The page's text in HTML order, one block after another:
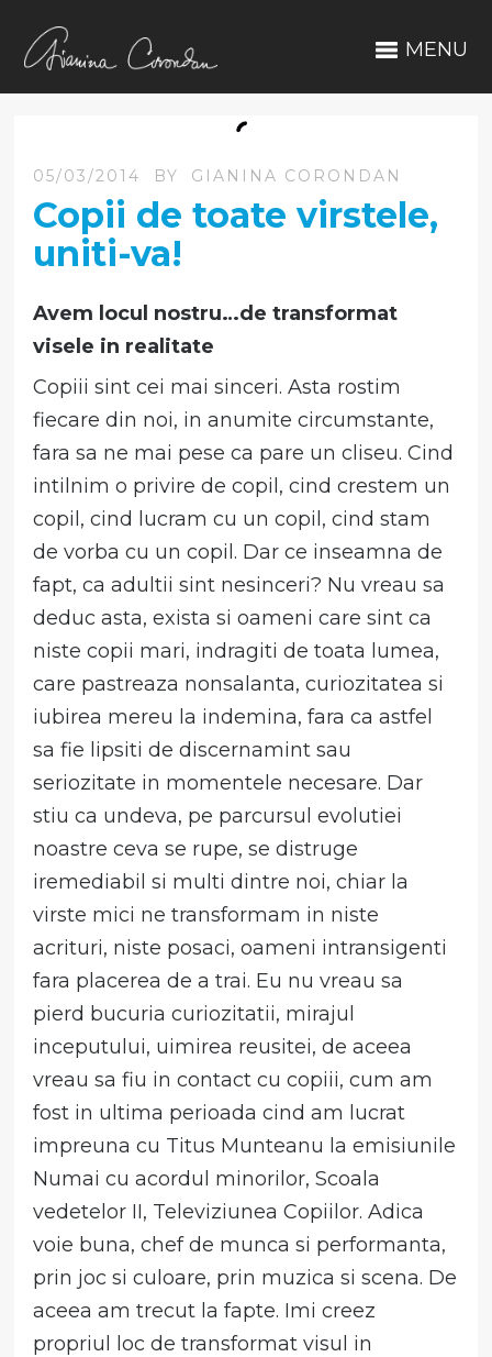
MENU
05/03/2014 BY GIANINA CORONDAN
Copii de toate virstele,
uniti-va!
Avem locul nostru…de transformat
visele in realitate
Copiii sint cei mai sinceri. Asta rostim
fiecare din noi, in anumite circumstante,
fara sa ne mai pese ca pare un cliseu. Cind
intilnim o privire de copil, cind crestem un
copil, cind lucram cu un copil, cind stam
de vorba cu un copil. Dar ce inseamna de
fapt, ca adultii sint nesinceri? Nu vreau sa
deduc asta, exista si oameni care sint ca
niste copii mari, indragiti de toata lumea,
care pastreaza nonsalanta, curiozitatea si
iubirea mereu la indemina, fara ca astfel
sa fie lipsiti de discernamint sau
seriozitate in momentele necesare. Dar
stiu ca undeva, pe parcursul evolutiei
noastre ceva se rupe, se distruge
iremediabil si multi dintre noi, chiar la
virste mici ne transformam in niste
acrituri, niste posaci, oameni intransigenti
fara placerea de a trai. Eu nu vreau sa
pierd bucuria curiozitatii, mirajul
inceputului, uimirea reusitei, de aceea
vreau sa fiu in contact cu copiii, cum am
fost in ultima perioada cind am lucrat
impreuna cu Titus Munteanu la emisiunile
Numai cu acordul minorilor, Scoala
vedetelor II, Televiziunea Copiilor. Adica
voie buna, chef de munca si performanta,
prin joc si culoare, prin muzica si scena. De
aceea am trecut la fapte. Imi creez
propriul loc de transformat visul in